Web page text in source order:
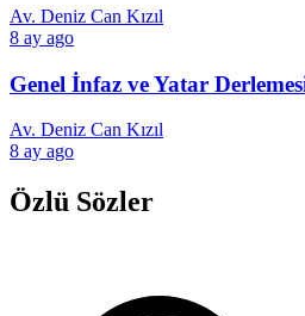
Av. Deniz Can Kızıl
8 ay ago
Genel İnfaz ve Yatar
Av. Deniz Can Kızıl
8 ay ago
Özlü Sözler